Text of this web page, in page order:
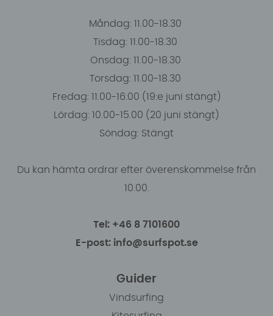
Måndag: 11.00-18.30
Tisdag: 11.00-18.30
Onsdag: 11.00-18.30
Torsdag: 11.00-18.30
Fredag: 11.00-16:00 (19:e juni stängt)
Lördag: 10.00-15.00 (20 juni stängt)
Söndag: Stängt
Du kan hämta ordrar efter överenskommelse från
10.00.
Tel: +46 8 7101600
E-post: info@surfspot.se
Guider
Vindsurfing